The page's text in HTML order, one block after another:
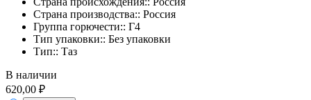
Страна производства:: Россия
Группа горючести:: Г4
Тип упаковки:: Без упаковки
Тип:: Таз
В наличии
620,00 ₽